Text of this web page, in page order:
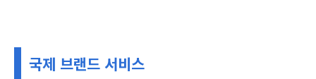
국제 브랜드 서비스